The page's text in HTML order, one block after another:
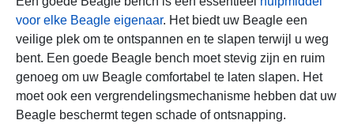
voor elke Beagle eigenaar. Het biedt uw Beagle een
veilige plek om te ontspannen en te slapen terwijl u weg
bent. Een goede Beagle bench moet stevig zijn en ruim
genoeg om uw Beagle comfortabel te laten slapen. Het
moet ook een vergrendelingsmechanisme hebben dat uw
Beagle beschermt tegen schade of ontsnapping.